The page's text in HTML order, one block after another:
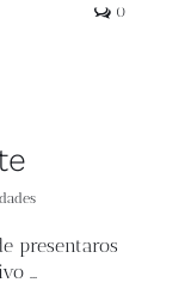
0
presentaros
…